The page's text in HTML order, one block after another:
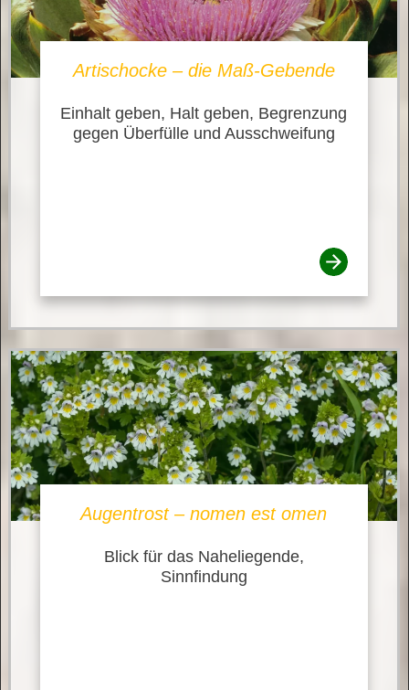
Artischocke – die Maß-Gebende
Einhalt geben, Halt geben, Begrenzung
gegen Überfülle und Ausschweifung
Augentrost – nomen est omen
Blick für das Naheliegende,
Sinnfindung